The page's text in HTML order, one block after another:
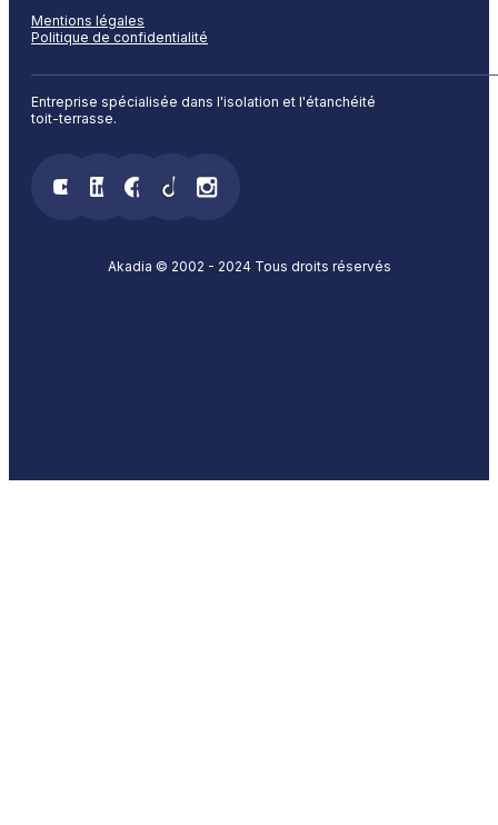
Entreprise spécialisée dans l'isolation et l'étanchéité
toit-terrasse.
Mentions légales
Politique de confidentialité
Akadia © 2002 - 2024 Tous droits réservés